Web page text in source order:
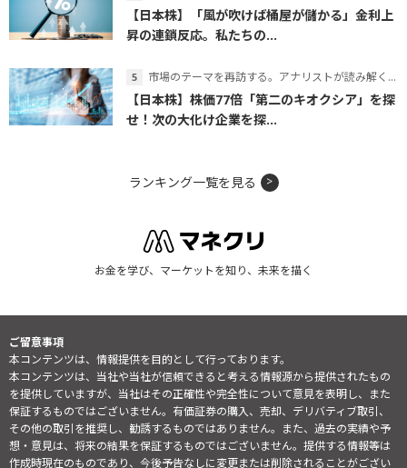
【日本株】「風が吹けば桶屋が儲かる」金利上
昇の連鎖反応。私たちの...
市場のテーマを再訪する。アナリストが読み解くテーマの本質
【日本株】株価77倍「第二のキオクシア」を探
せ！次の大化け企業を探...
ランキング一覧を見る
お金を学び、マーケットを知り、未来を描く
ご留意事項
本コンテンツは、情報提供を目的として行っております。
本コンテンツは、当社や当社が信頼できると考える情報源から提供されたもの
を提供していますが、当社はその正確性や完全性について意見を表明し、また
保証するものではございません。有価証券の購入、売却、デリバティブ取引、
その他の取引を推奨し、勧誘するものではありません。また、過去の実績や予
想・意見は、将来の結果を保証するものではございません。提供する情報等は
作成時現在のものであり、今後予告なしに変更または削除されることがござい